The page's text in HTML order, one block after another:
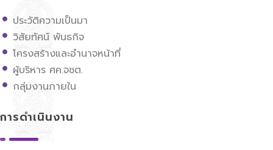
ประวัติความเป็นมา
วิสัยทัศน์ พันธกิจ
โครงสร้างและอำนาจหน้าที่
ผู้บริหาร ศค.จชต.
กลุ่มงานภายใน
การดำเนินงาน